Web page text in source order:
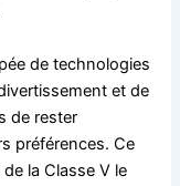
de technologies
et de
de rester
préférences. Ce
la Classe V le